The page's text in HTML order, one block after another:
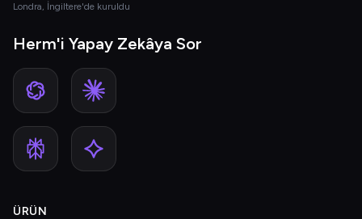
Londra, İngiltere'de kuruldu
Herm'i Yapay Zekâya Sor
ÜRÜN